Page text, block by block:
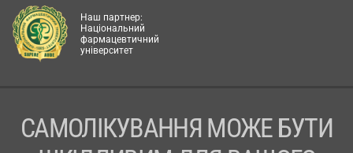
Наш партнер:
Національний
фармацевтичний
університет
САМОЛІКУВАННЯ МОЖЕ БУТИ